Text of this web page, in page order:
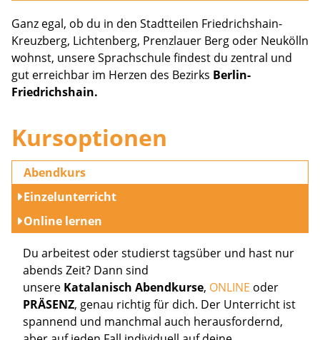
Ganz egal, ob du in den Stadtteilen Friedrichshain-
Kreuzberg, Lichtenberg, Prenzlauer Berg oder Neukölln
wohnst, unsere Sprachschule findest du zentral und
gut erreichbar im Herzen des Bezirks Berlin-
Friedrichshain.
Kursoptionen
Abendkurs
Einzelunterricht
Online lernen
Du arbeitest oder studierst tagsüber und hast nur
abends Zeit? Dann sind
unsere Katalanisch Abendkurse, ONLINE oder
PRÄSENZ, genau richtig für dich. Der Unterricht ist
spannend und manchmal auch herausfordernd,